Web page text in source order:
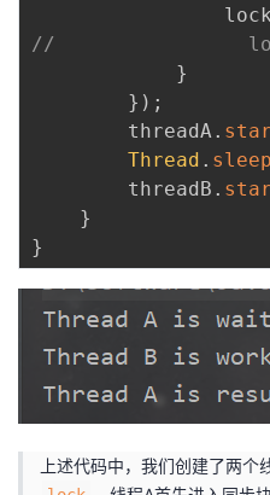
                lock
//
}
} ) ;
        threadA
.
Thread . sleep
        threadB
.
}
}
上述代码中，我们创建了两